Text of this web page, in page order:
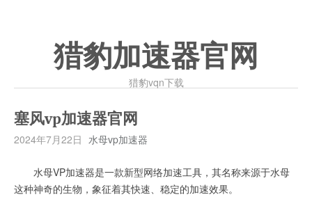
猎豹加速器官网
猎豹vqn下载
塞风vp加速器官网
2024年7月22日 水母vp加速器
水母VP加速器是一款新型网络加速工具，其名称来源于水母
这种神奇的生物，象征着其快速、稳定的加速效果。